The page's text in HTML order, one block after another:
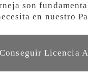
son
en nuestro
Licencia